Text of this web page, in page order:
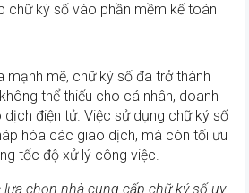
chữ ký số vào phần mềm kế toán
mạnh mẽ, chữ ký số đã trở thành
thể thiếu cho cá nhân, doanh
điện tử. Việc sử dụng chữ ký số
hóa các giao dịch, mà còn tối ưu
tốc độ xử lý công việc.
lựa chọn nhà cung cấp chữ ký số uy